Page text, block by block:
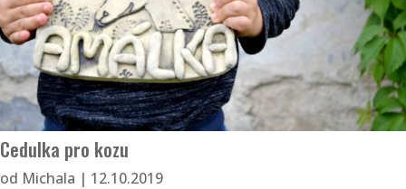
Cedulka pro kozu
od Michala | 12.10.2019